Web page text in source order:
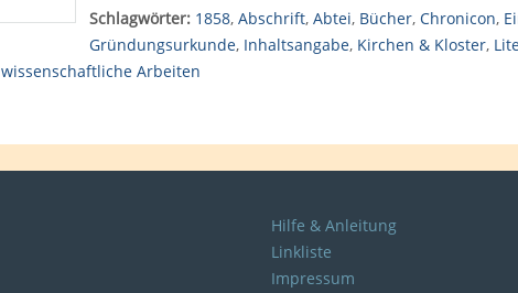
Schlagwörter: 1858, Abschrift, Abtei, Bücher, Chronicon,
Gründungsurkunde, Inhaltsangabe, Kirchen & Kloster,
wissenschaftliche Arbeiten
Hilfe & Anleitung
Linkliste
Impressum